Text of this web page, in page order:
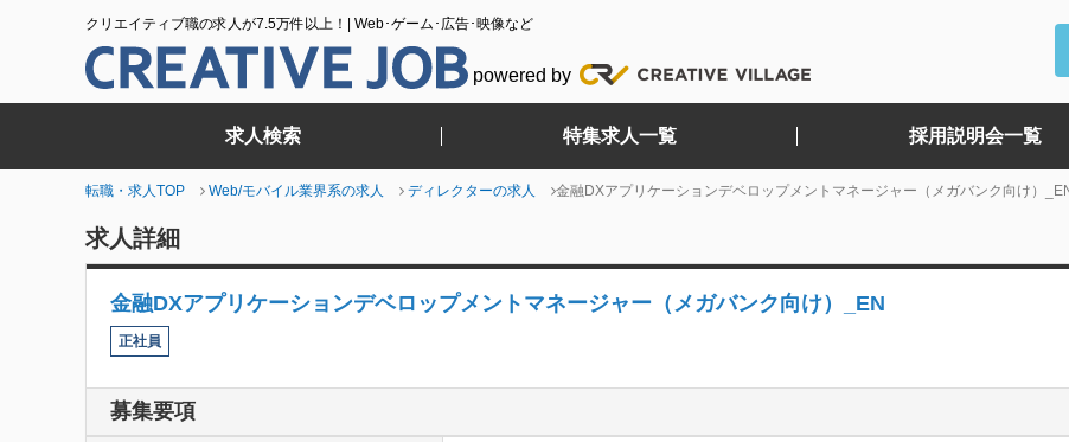
クリエイティブ職の求人が7.5万件以上！| Web･ゲーム･広告･映像など
powered by
求人検索 特集求人一覧 採用説明会一覧
転職・求人TOP Web/モバイル業界系の求人 ディレクターの求人 金融DXアプリケーションデベロップメントマネージャー（メガバンク向け）
求人詳細
金融DXアプリケーションデベロップメントマネージャー（メガバンク向け）_EN
正社員
募集要項